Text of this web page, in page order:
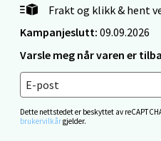
Frakt og klikk & hent
Kampanjeslutt: 09.09.2026
Varsle meg når varen er
Dette nettstedet er beskyttet av
brukervilkårgjelder.
Narvik - Thon
Bolagsgata 1, 8514 Narvik
Åpent i dag 10-20
0 i butikk